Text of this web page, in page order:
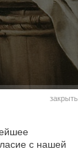
закрыть
с нашей